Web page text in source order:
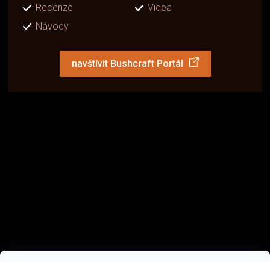
Recenze
Videa
Návody
navštívit Bushcraft Portál